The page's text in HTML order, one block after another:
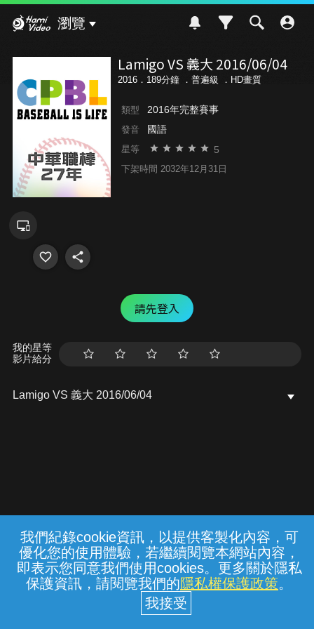
我們紀錄cookie資訊，以提供客製化內容，可
優化您的使用體驗，若繼續閱覽本網站內容，
即表示您同意我們使用cookies。更多關於隱私
保護資訊，請閱覽我們的隱私權保護政策。
瀏覽
Lamigo VS 義大 2016/06/04
2016．189分鐘 ． 普遍級 ．HD畫質
類型 2016年完整賽事
發音 國語
星等 5
下架時間 2032年12月31日
請先登入
我的星等
影片給分
Lamigo VS 義大 2016/06/04
常見問題 線上客服 服務條款 隱私權保護
中華電信股份有限公司個人家庭分公司
(統一編號：96979949) © 2026
{{notifyMsg}}